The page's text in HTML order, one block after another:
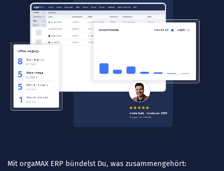
Mit orgaMAX ERP bündelst Du, was zusammengehört: